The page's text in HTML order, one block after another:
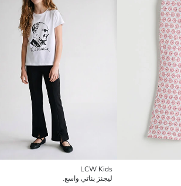
LCW Kids
ليجنز بناتي واسع.